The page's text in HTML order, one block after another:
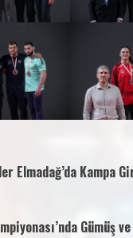
Elmadağ’da Kampa
Gümüş